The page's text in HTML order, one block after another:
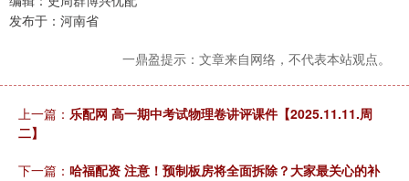
发布于：河南省
一鼎盈提示：文章来自网络，不代表本站观点。
上一篇： 乐配网 高一期中考试物理卷讲评课件【2025.11.11.周
二】
下一篇： 哈福配资 注意！预制板房将全面拆除？大家最关心的补